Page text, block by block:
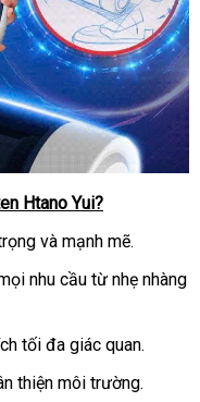
Htano Yui?
và mạnh mẽ.
nhu cầu từ nhẹ nhàng
tối đa giác quan.
thiện môi trường.